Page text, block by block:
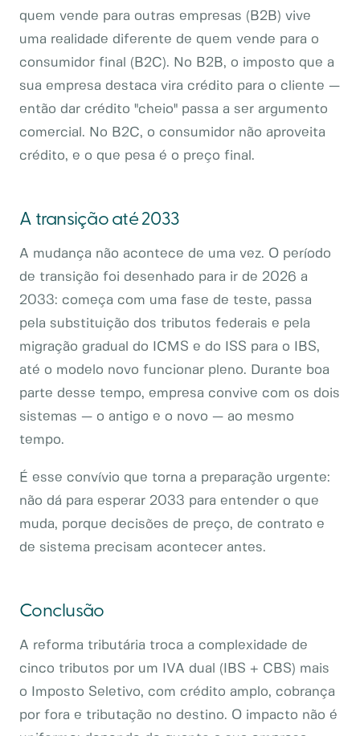
quem vende para outras empresas (B2B) vive
uma realidade diferente de quem vende para o
consumidor final (B2C). No B2B, o imposto que a
sua empresa destaca vira crédito para o cliente —
então dar crédito "cheio" passa a ser argumento
comercial. No B2C, o consumidor não aproveita
crédito, e o que pesa é o preço final.
A transição até 2033
A mudança não acontece de uma vez. O período
de transição foi desenhado para ir de 2026 a
2033: começa com uma fase de teste, passa
pela substituição dos tributos federais e pela
migração gradual do ICMS e do ISS para o IBS,
até o modelo novo funcionar pleno. Durante boa
parte desse tempo, empresa convive com os dois
sistemas — o antigo e o novo — ao mesmo
tempo.
É esse convívio que torna a preparação urgente:
não dá para esperar 2033 para entender o que
muda, porque decisões de preço, de contrato e
de sistema precisam acontecer antes.
Conclusão
A reforma tributária troca a complexidade de
cinco tributos por um IVA dual (IBS + CBS) mais
o Imposto Seletivo, com crédito amplo, cobrança
por fora e tributação no destino. O impacto não é